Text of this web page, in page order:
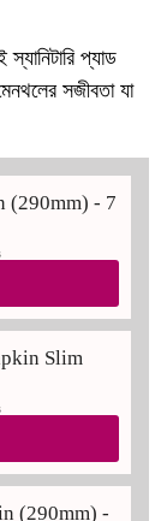
স্যানিটারি প্যাড
সজীবতা যা